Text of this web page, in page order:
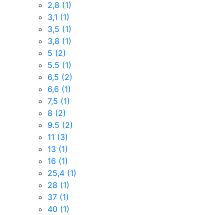
2,8 (1)
3,1 (1)
3,5 (1)
3,8 (1)
5 (2)
5.5 (1)
6,5 (2)
6,6 (1)
7,5 (1)
8 (2)
9.5 (2)
11 (3)
13 (1)
16 (1)
25,4 (1)
28 (1)
37 (1)
40 (1)